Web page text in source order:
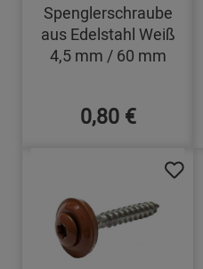
Spenglerschraube
aus Edelstahl Weiß
4,5 mm / 60 mm
0,80 €